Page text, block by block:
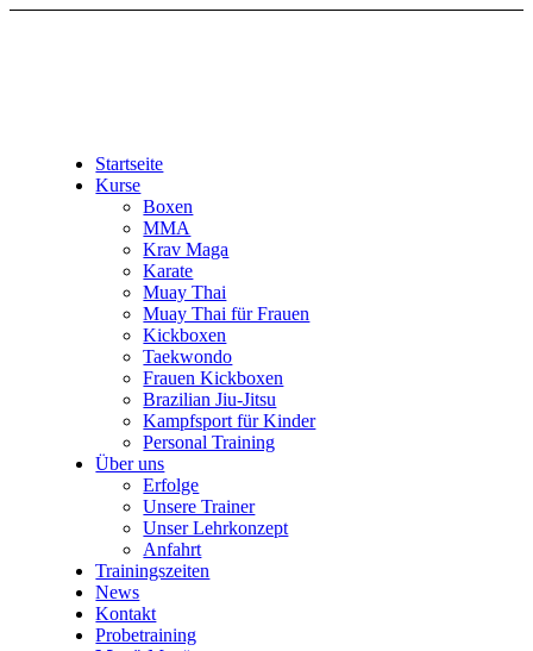
Startseite
Kurse
Boxen
MMA
Krav Maga
Karate
Muay Thai
Muay Thai für Frauen
Kickboxen
Taekwondo
Frauen Kickboxen
Brazilian Jiu-Jitsu
Kampfsport für Kinder
Personal Training
Über uns
Erfolge
Unsere Trainer
Unser Lehrkonzept
Anfahrt
Trainingszeiten
News
Kontakt
Probetraining